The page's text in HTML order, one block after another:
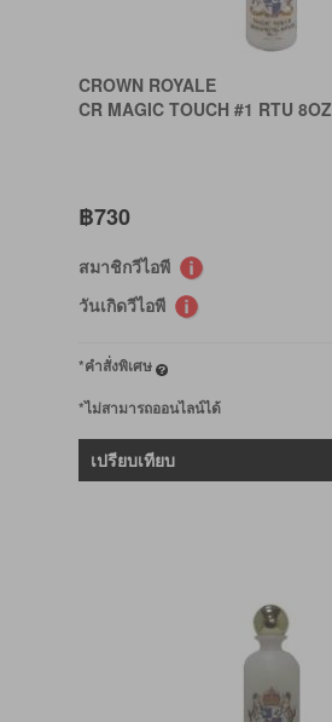
CROWN ROYALE
CR MAGIC TOUCH #1 RTU 8OZ
฿730
สมาชิกวีไอพี
วันเกิดวีไอพี
*คำสั่งพิเศษ
*ไม่สามารถออนไลน์ได้
เปรียบเทียบ